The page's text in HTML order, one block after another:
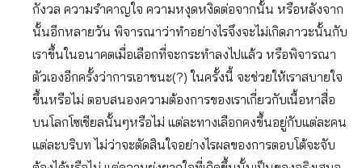
กังวล ความรำคาญใจ ความหงุดหงิดต่อจากนั้น หรือหลังจาก
นั้นอีกหลายวัน พิจารณาว่าทำอย่างไรจึงจะไม่เกิดภาวะนั้นกับ
เราขึ้นในอนาคตเมื่อเลือกที่จะกระทำลงไปแล้ว หรือพิจารณา
ตัวเองอีกครั้งว่าการเอาชนะ(?) ในครั้งนี้ จะช่วยให้เราสบายใจ
ขึ้นหรือไม่ ตอบสนองความต้องการของเราเกี่ยวกับเนื้อหาสื่อ
บนโลกโซเชียลนั้นๆหรือไม่ แต่ละทางเลือกคงขึ้นอยู่กับแต่ละคน
แต่ละบริบท ไม่ว่าจะตัดสินใจอย่างไรผลของการตอบโต้จะจับ